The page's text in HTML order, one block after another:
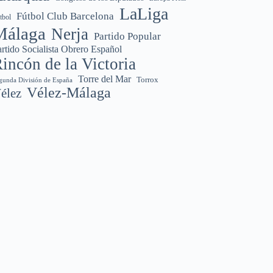
Fútbol Club Barcelona LaLiga
Nerja Partido Popular
Socialista Obrero Español
de la Victoria
División de España Torre del Mar Torrox
Vélez-Málaga